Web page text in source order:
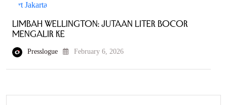
Limbah Wellington: Jutaan Liter Bocor
Mengalir ke
Presslogue February 6, 2026